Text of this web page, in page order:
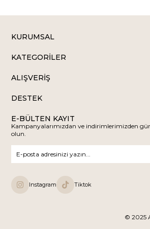
KURUMSAL
KATEGORİLER
ALIŞVERİŞ
DESTEK
E-BÜLTEN KAYIT
Kampanyalarımızdan ve indirimlerimizden
olun.
Instagram Tiktok
© 2025